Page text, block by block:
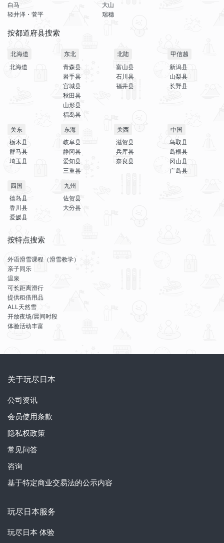
白马
轻井泽・菅平
大山
瑞穗
按都道府县搜索
北海道
北海道
东北
青森县
岩手县
宫城县
秋田县
山形县
福岛县
北陆
富山县
石川县
福井县
甲信越
新潟县
山梨县
长野县
关东
栃木县
群马县
埼玉县
东海
岐阜县
静冈县
爱知县
三重县
关西
滋贺县
兵库县
奈良县
中国
鸟取县
岛根县
冈山县
广岛县
四国
德岛县
香川县
爱媛县
九州
佐贺县
大分县
按特点搜索
外语滑雪课程（滑雪教学）
亲子同乐
温泉
可长距离滑行
提供租借用品
ALL天然雪
开放夜场/晨间时段
体验活动丰富
关于玩尽日本
公司资讯
会员使用条款
隐私权政策
常见问答
咨询
基于特定商业交易法的公示内容
玩尽日本服务
玩尽日本 体验